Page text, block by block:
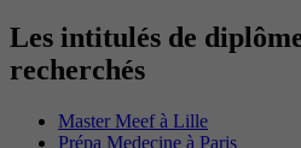
Les intitulés de
recherchés
Master Meef à Lille
Prépa Medecine à Paris